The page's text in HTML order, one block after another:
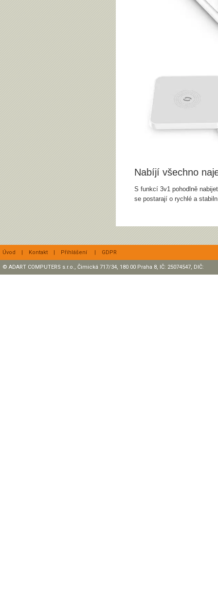
Nabíjí všechno
S funkcí 3v1 pohodlně
se postarají o rychlé a
Úvod | Kontakt | Přihlášení | GDPR
© ADART COMPUTERS s.r.o., Čimická 717/34, 180 00 Praha 8, IČ: 25074547, DIČ: